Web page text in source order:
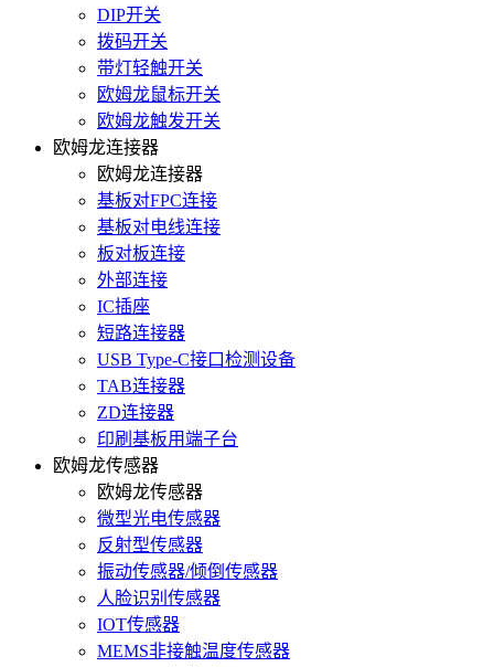
DIP开关
拨码开关
带灯轻触开关
欧姆龙鼠标开关
欧姆龙触发开关
欧姆龙连接器
欧姆龙连接器
基板对FPC连接
基板对电线连接
板对板连接
外部连接
IC插座
短路连接器
USB Type-C接口检测设备
TAB连接器
ZD连接器
印刷基板用端子台
欧姆龙传感器
欧姆龙传感器
微型光电传感器
反射型传感器
振动传感器/倾倒传感器
人脸识别传感器
IOT传感器
MEMS非接触温度传感器